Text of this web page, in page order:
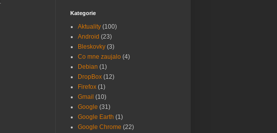
Kategorie
Aktuality (100)
Android (23)
Bleskovky (3)
Co mne zaujalo (4)
Debian (1)
DropBox (12)
Firefox (1)
Gmail (10)
Google (31)
Google Earth (1)
Google Chrome (22)